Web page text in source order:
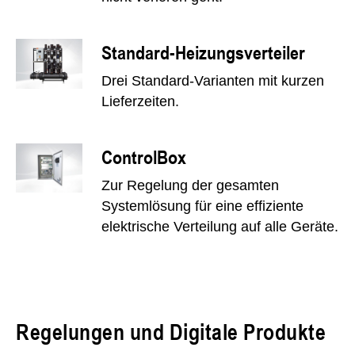
Standard-Heizungsverteiler
Drei Standard-Varianten mit kurzen
Lieferzeiten.
ControlBox
Zur Regelung der gesamten
Systemlösung für eine effiziente
elektrische Verteilung auf alle Geräte.
Regelungen und Digitale Produkte